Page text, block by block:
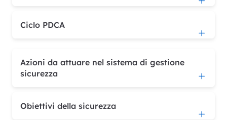
Ciclo PDCA
Azioni da attuare nel sistema di gestione
sicurezza
Obiettivi della sicurezza